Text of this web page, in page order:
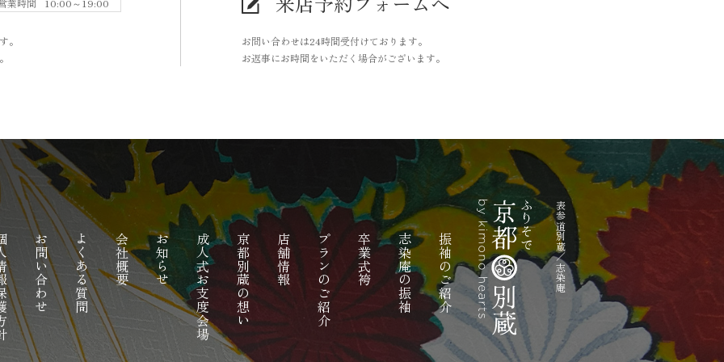
業時間 10:00～19:00
。
お問い合わせは24時間受付けております。
お返事にお時間をいただく場合がございます。
表参道別蔵／志染庵
振袖のご紹介
志染庵の振袖
卒業式袴
プランのご紹介
店舗情報
京都別蔵の想い
成人式お支度会場
お知らせ
会社概要
よくある質問
お問い合わせ
方針